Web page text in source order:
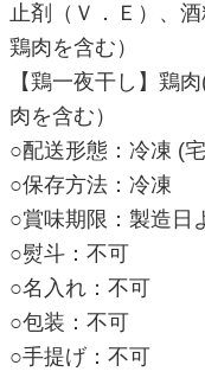
止剤（Ｖ．Ｅ）、
鶏肉を含む）
【鶏一夜干し】鶏
肉を含む）
○配送形態：冷凍 (
○保存方法：冷凍
○賞味期限：製造日
○熨斗：不可
○名入れ：不可
○包装：不可
○手提げ：不可